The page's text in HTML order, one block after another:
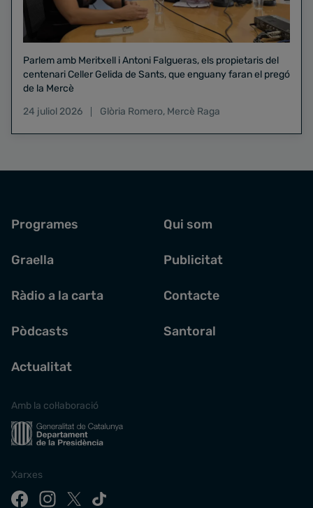
Parlem amb Meritxell i Antoni Falgueras, els propietaris del
centenari Celler Gelida de Sants, que enguany faran el pregó
de la Mercè
24 juliol 2026
Glòria Romero, Mercè Raga
Programes
Graella
Ràdio a la carta
Pòdcasts
Actualitat
Qui som
Publicitat
Contacte
Santoral
Amb la col·laboració
Xarxes